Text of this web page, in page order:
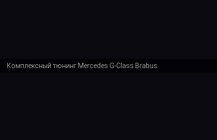
Комплексный тюнинг Mercedes G-Class Brabus